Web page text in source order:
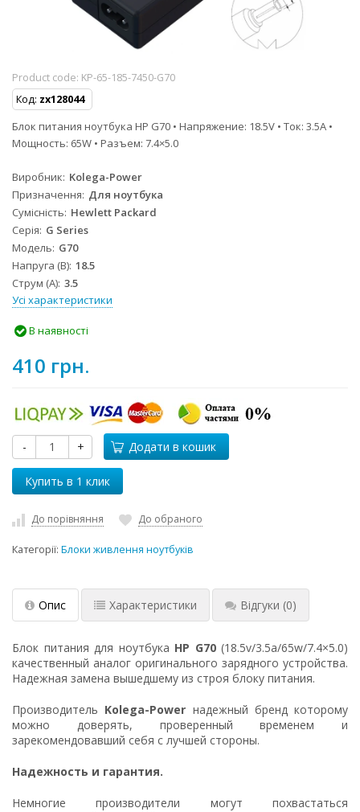
Product code: KP-65-185-7450-G70
Код: zx128044
Блок питания ноутбука HP G70 • Напряжение: 18.5V • Ток: 3.5A •
Мощность: 65W • Разъем: 7.4×5.0
Виробник Kolega-Power
Призначення Для ноутбука
Сумісність Hewlett Packard
Серія G Series
Модель G70
Напруга (В) 18.5
Струм (А) 3.5
Усі характеристики
В наявності
410 грн.
- + Додати в кошик
До порівняння До обраного
Категорії: Блоки живлення ноутбуків
Опис Характеристики Відгуки (0)
Блок питания для ноутбука HP G70(18.5v/3.5a/65w/7.4×5.0)
качественный аналог оригинального зарядного устройства.
Надежная замена вышедшему из строя блоку питания.
Производитель Kolega-Power надежный бренд которому
можно доверять, проверенный временем и
зарекомендовавший себя с лучшей стороны.
Надежность и гарантия.
Немногие производители могут похвастаться